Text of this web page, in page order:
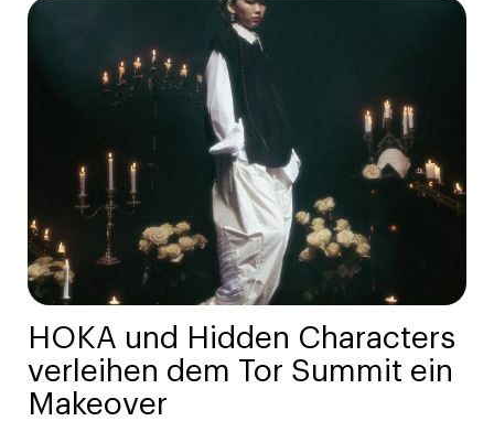
HOKA und Hidden Characters
verleihen dem Tor Summit ein
Makeover